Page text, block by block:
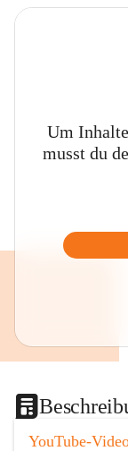
Um
musst du
YouTube-